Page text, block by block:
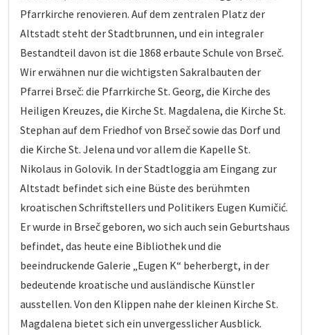
Pfarrkirche renovieren. Auf dem zentralen Platz der
Altstadt steht der Stadtbrunnen, und ein integraler
Bestandteil davon ist die 1868 erbaute Schule von Brseč.
Wir erwähnen nur die wichtigsten Sakralbauten der
Pfarrei Brseč: die Pfarrkirche St. Georg, die Kirche des
Heiligen Kreuzes, die Kirche St. Magdalena, die Kirche St.
Stephan auf dem Friedhof von Brseč sowie das Dorf und
die Kirche St. Jelena und vor allem die Kapelle St.
Nikolaus in Golovik. In der Stadtloggia am Eingang zur
Altstadt befindet sich eine Büste des berühmten
kroatischen Schriftstellers und Politikers Eugen Kumičić.
Er wurde in Brseč geboren, wo sich auch sein Geburtshaus
befindet, das heute eine Bibliothek und die
beeindruckende Galerie „Eugen K“ beherbergt, in der
bedeutende kroatische und ausländische Künstler
ausstellen. Von den Klippen nahe der kleinen Kirche St.
Magdalena bietet sich ein unvergesslicher Ausblick.